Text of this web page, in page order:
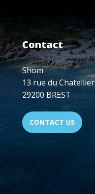
Contact
Shom
13 rue du Chatellier
29200 BREST
CONTACT US